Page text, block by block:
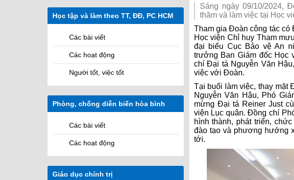
Các Hệ quản lý học viên
Học tập và làm theo TT, ĐĐ, PC HCM
Các bài viết
Các hoạt động
Người tốt, việc tốt
Phòng, chống diễn biến hòa bình
Các bài viết
Các hoạt động
Giáo dục chính trị
Sáng ngày 09/10/2024,
thăm và làm việc tại Học
Tham gia Đoàn công tác có
Học viện Chỉ huy Tham
đại biểu Cục Bảo vệ An
trưởng Ban Giám đốc Học
chí Đại tá Nguyễn Văn
việc với Đoàn.
Tại buổi làm việc, thay mặt
Nguyễn Văn Hậu, Phó
mừng Đại tá Reiner Just
viện Lục quân. Đồng chí
hình thành, phát triển,
đào tạo và phương hướng
tới.
Thứ năm,16/02/2017
Một số hình ảnh